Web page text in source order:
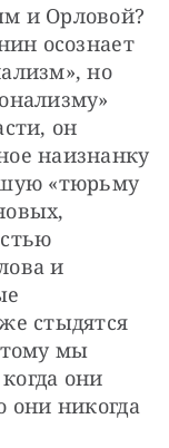
и Орловой?
осознает
но
он
наизнанку
«тюрьму
и
стыдятся
мы
они
они никогда